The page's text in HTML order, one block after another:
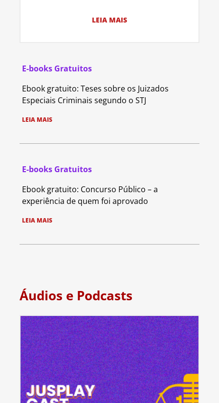
LEIA MAIS
E-books Gratuitos
Ebook gratuito: Teses sobre os Juizados
Especiais Criminais segundo o STJ
LEIA MAIS
E-books Gratuitos
Ebook gratuito: Concurso Público – a
experiência de quem foi aprovado
LEIA MAIS
Áudios e Podcasts